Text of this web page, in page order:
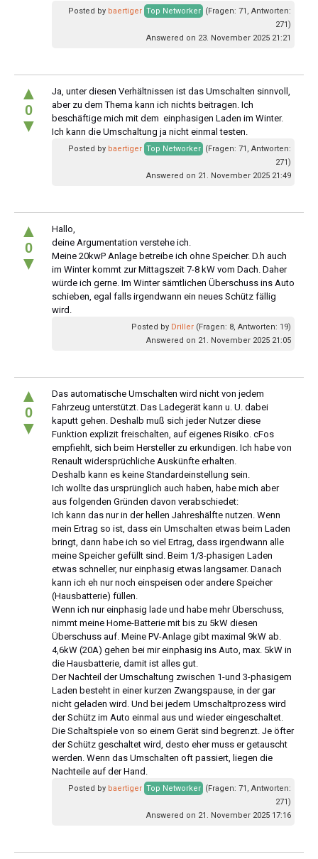
Posted by baertiger Top Networker (Fragen: 71, Antworten:
271)
Answered on 23. November 2025 21:21
▲
0
▼
Ja, unter diesen Verhältnissen ist das Umschalten sinnvoll,
aber zu dem Thema kann ich nichts beitragen. Ich
beschäftige mich mit dem einphasigen Laden im Winter.
Ich kann die Umschaltung ja nicht einmal testen.
Posted by baertiger Top Networker (Fragen: 71, Antworten:
271)
Answered on 21. November 2025 21:49
▲
0
▼
Hallo,
deine Argumentation verstehe ich.
Meine 20kwP Anlage betreibe ich ohne Speicher. D.h auch
im Winter kommt zur Mittagszeit 7-8 kW vom Dach. Daher
würde ich gerne. Im Winter sämtlichen Überschuss ins Auto
schieben, egal falls irgendwann ein neues Schütz fällig
wird.
Posted by Driller (Fragen: 8, Antworten: 19)
Answered on 21. November 2025 21:05
▲
0
▼
Das automatische Umschalten wird nicht von jedem
Fahrzeug unterstützt. Das Ladegerät kann u. U. dabei
kaputt gehen. Deshalb muß sich jeder Nutzer diese
Funktion explizit freischalten, auf eigenes Risiko. cFos
empfiehlt, sich beim Hersteller zu erkundigen. Ich habe von
Renault widersprüchliche Auskünfte erhalten.
Deshalb kann es keine Standardeinstellung sein.
Ich wollte das ursprünglich auch haben, habe mich aber
aus folgenden Gründen davon verabschiedet:
Ich kann das nur in der hellen Jahreshälfte nutzen. Wenn
mein Ertrag so ist, dass ein Umschalten etwas beim Laden
bringt, dann habe ich so viel Ertrag, dass irgendwann alle
meine Speicher gefüllt sind. Beim 1/3-phasigen Laden
etwas schneller, nur einphasig etwas langsamer. Danach
kann ich eh nur noch einspeisen oder andere Speicher
(Hausbatterie) füllen.
Wenn ich nur einphasig lade und habe mehr Überschuss,
nimmt meine Home-Batterie mit bis zu 5kW diesen
Überschuss auf. Meine PV-Anlage gibt maximal 9kW ab.
4,6kW (20A) gehen bei mir einphasig ins Auto, max. 5kW in
die Hausbatterie, damit ist alles gut.
Der Nachteil der Umschaltung zwischen 1-und 3-phasigem
Laden besteht in einer kurzen Zwangspause, in der gar
nicht geladen wird. Und bei jedem Umschaltprozess wird
der Schütz im Auto einmal aus und wieder eingeschaltet.
Die Schaltspiele von so einem Gerät sind begrenzt. Je öfter
der Schütz geschaltet wird, desto eher muss er getauscht
werden. Wenn das Umschalten oft passiert, liegen die
Nachteile auf der Hand.
Posted by baertiger Top Networker (Fragen: 71, Antworten:
271)
Answered on 21. November 2025 17:16